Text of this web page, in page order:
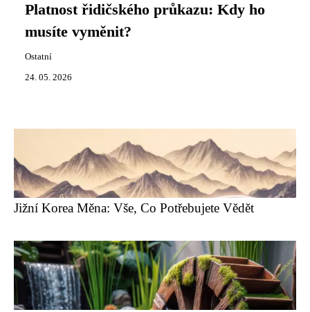
Platnost řidičského průkazu: Kdy ho
musíte vyměnit?
Ostatní
24. 05. 2026
Jižní Korea Měna: Vše, Co Potřebujete Vědět